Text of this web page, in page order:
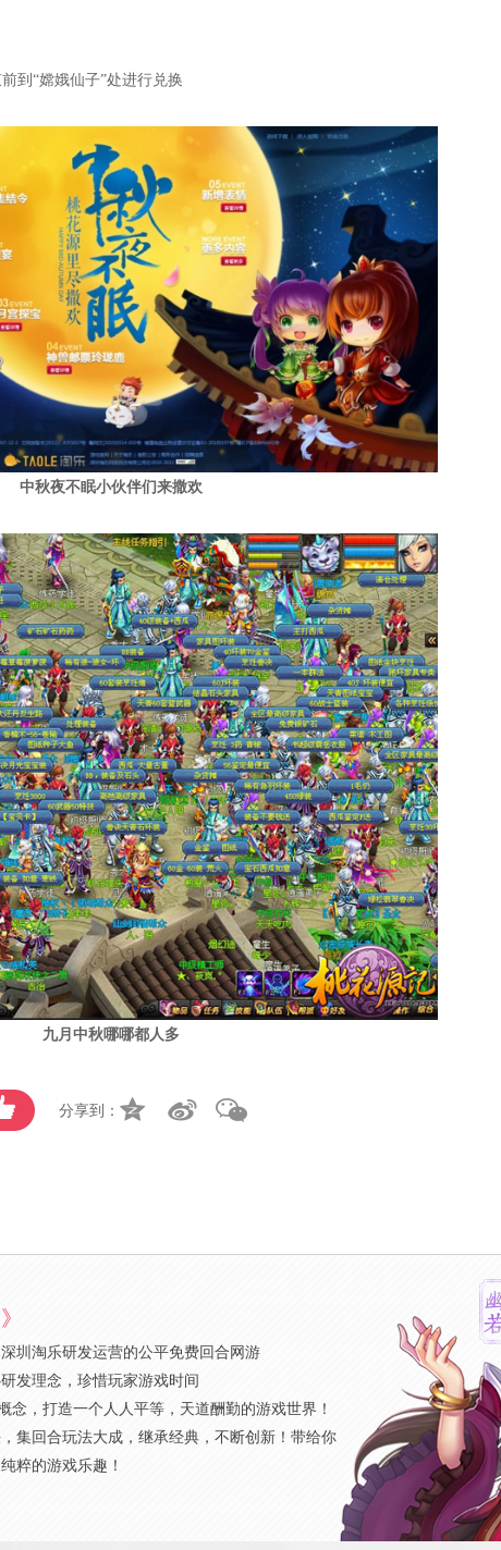
前到“嫦娥仙子”处进行兑换
中秋夜不眠小伙伴们来撒欢
九月中秋哪哪都人多
分享到：
深圳淘乐研发运营的公平免费回合网游
发理念，珍惜玩家游戏时间
念，打造一个人人平等，天道酬勤的游戏世界！
集回合玩法大成，继承经典，不断创新！带给你
粹的游戏乐趣！